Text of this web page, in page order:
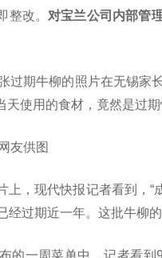
整改。 对宝兰公司内部管
过期牛柳的照片在无锡家
使用的食材，竟然是过期
友供图
上，现代快报记者看到，
经过期近一年。这批牛柳
的一周菜单中，记者看